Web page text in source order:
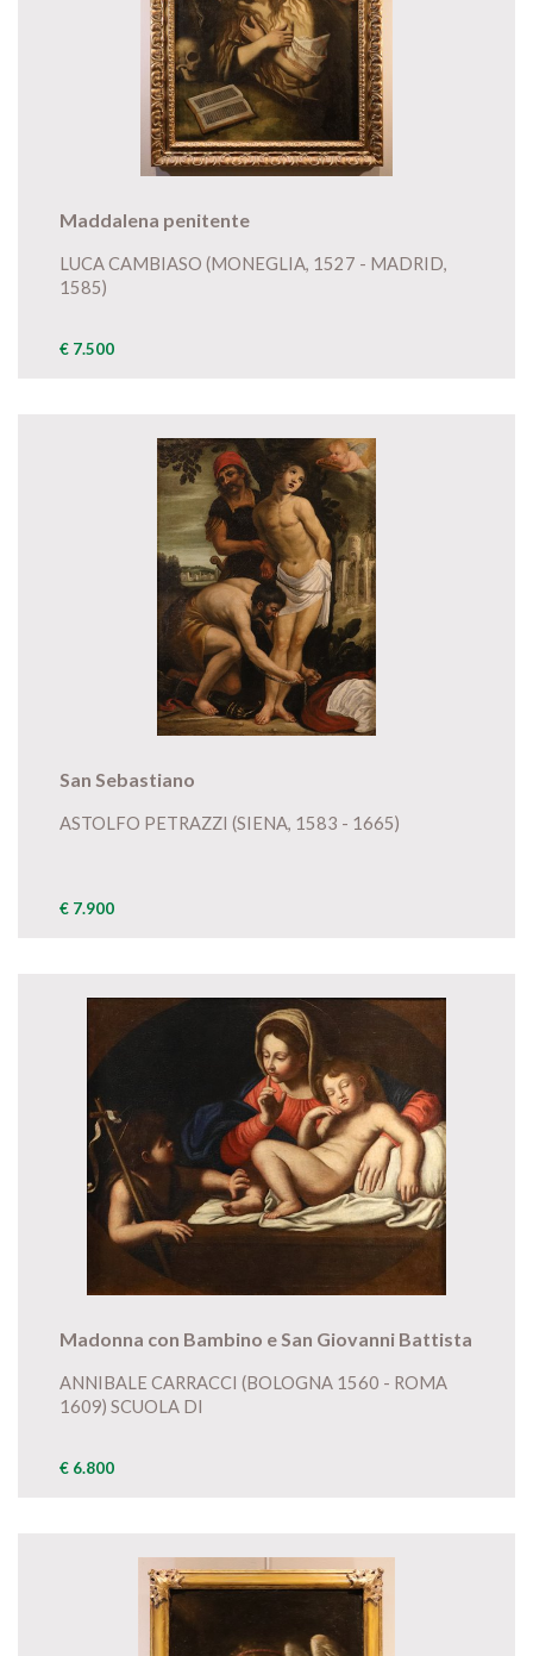
Maddalena penitente
LUCA CAMBIASO (MONEGLIA, 1527 - MADRID,
1585)
€ 7.500
San Sebastiano
ASTOLFO PETRAZZI (SIENA, 1583 - 1665)
€ 7.900
Madonna con Bambino e San Giovanni Battista
ANNIBALE CARRACCI (BOLOGNA 1560 - ROMA
1609) SCUOLA DI
€ 6.800